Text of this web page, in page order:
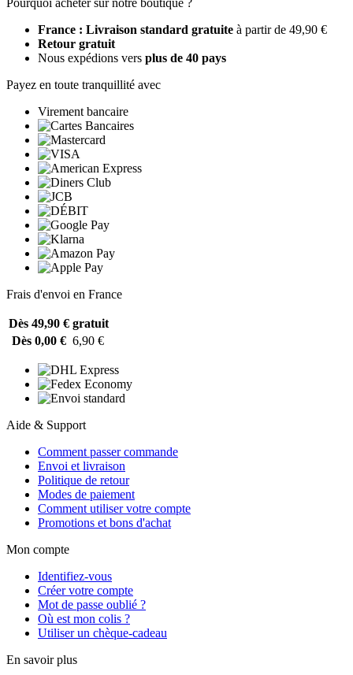
France : Livraison standard gratuite à partir de 49,90 €
Retour gratuit
Nous expédions vers plus de 40 pays
Payez en toute tranquillité avec
Virement bancaire
Frais d'envoi en France
Dès 49,90 € gratuit
Dès 0,00 € 6,90 €
Aide & Support
Comment passer commande
Envoi et livraison
Politique de retour
Modes de paiement
Comment utiliser votre compte
Promotions et bons d'achat
Mon compte
Identifiez-vous
Créer votre compte
Mot de passe oublié ?
Où est mon colis ?
Utiliser un chèque-cadeau
En savoir plus